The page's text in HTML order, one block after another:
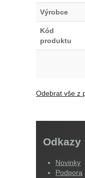
Výrobce
Kód
produktu
Odebrat vše z
Odkazy
Novinky
Podpora